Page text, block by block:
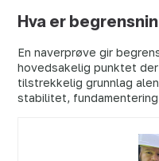
Hva er
En naverprøve gir
hovedsakelig punktet
tilstrekkelig grunnlag
stabilitet,